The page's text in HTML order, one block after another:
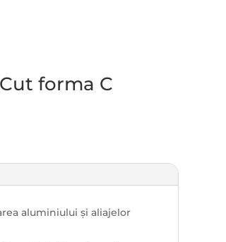
forma C
aluminiului și aliajelor